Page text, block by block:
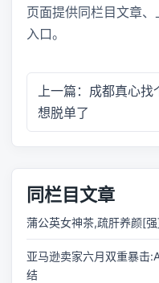
页面提供同栏目文章
入口。
上一篇：成都真心找
想脱单了
同栏目文章
蒲公英女神茶,疏肝养颜[
亚马逊卖家六月双重暴击
结